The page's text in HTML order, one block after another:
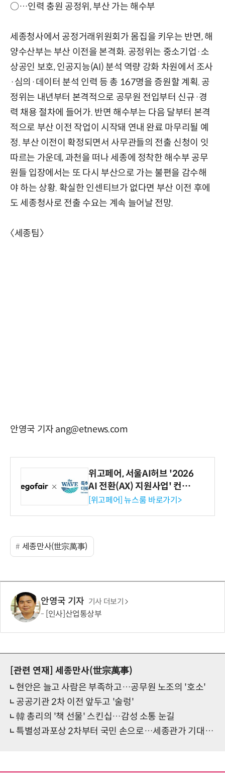
○…인력 충원 공정위, 부산 가는 해수부
세종청사에서 공정거래위원회가 몸집을 키우는 반면, 해
양수산부는 부산 이전을 본격화. 공정위는 중소기업·소
상공인 보호, 인공지능(AI) 분석 역량 강화 차원에서 조사
·심의·데이터 분석 인력 등 총 167명을 증원할 계획. 공
정위는 내년부터 본격적으로 공무원 전입부터 신규·경
력 채용 절차에 들어가. 반면 해수부는 다음 달부터 본격
적으로 부산 이전 작업이 시작돼 연내 완료 마무리될 예
정. 부산 이전이 확정되면서 사무관들의 전출 신청이 잇
따르는 가운데, 과천을 떠나 세종에 정착한 해수부 공무
원들 입장에서는 또 다시 부산으로 가는 불편을 감수해
야 하는 상황. 확실한 인센티브가 없다면 부산 이전 후에
도 세종청사로 전출 수요는 계속 늘어날 전망.
〈세종팀〉
안영국 기자 ang@etnews.com
위고페어, 서울AI허브 '2026
AI 전환(AX) 지원사업' 컨소
시엄 선정
[위고페어] 뉴스룸 바로가기>
세종만사(世宗萬事)
안영국 기자 기사 더보기
[인사]산업통상부
[관련 연재]
세종만사(世宗萬事)
현안은 늘고 사람은 부족하고…공무원 노조의 '호소'
공공기관 2차 이전 앞두고 '술렁'
韓 총리의 '책 선물' 스킨십…감성 소통 눈길
특별성과포상 2차부터 국민 손으로…세종관가 기대 반 우려 반